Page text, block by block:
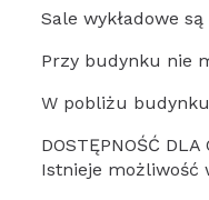
Sale wykładowe
Przy budynku nie
W pobliżu
DOSTĘPNOŚĆ DLA
Istnieje możliwość